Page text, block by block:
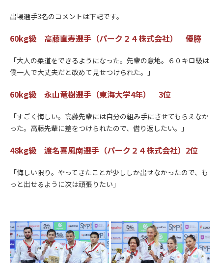
出場選手3名のコメントは下記です。
60kg級 高藤直寿選手（パーク２４株式会社） 優勝
「大人の柔道をできるようになった。先輩の意地。６０キロ級は
僕一人で大丈夫だと改めて見せつけられた。」
60kg級 永山竜樹選手（東海大学4年） 3位
「すごく悔しい。高藤先輩には自分の組み手にさせてもらえなか
った。高藤先輩に差をつけられたので、借り返したい。」
48kg級 渡名喜風南選手（パーク２４株式会社）2位
「悔しい限り。やってきたことが少ししか出せなかったので、も
っと出せるように次は頑張りたい」